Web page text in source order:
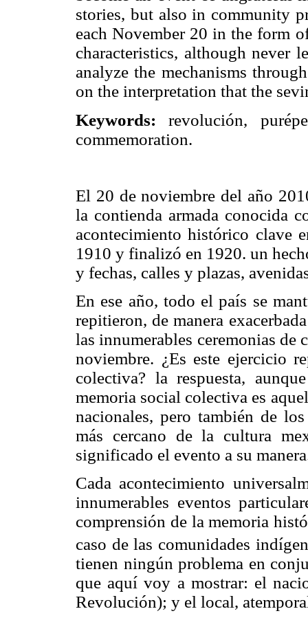
stories, but also in community
each November 20 in the form
characteristics, although
analyze the mechanisms
on the interpretation that the
Keywords: revolución,
commemoration.
El 20 de noviembre del año
la contienda armada conocida
acontecimiento histórico clave
1910 y finalizó en 1920. un
y fechas, calles y plazas,
En ese año, todo el país se
repitieron, de manera
las innumerables ceremonias de
noviembre. ¿Es este ejercicio
colectiva? la respuesta,
memoria social colectiva es
nacionales, pero también de
más cercano de la cultura
significado el evento a su
Cada acontecimiento
innumerables eventos
comprensión de la memoria
caso de las comunidades
tienen ningún problema en
que aquí voy a mostrar: el
Revolución); y el local,